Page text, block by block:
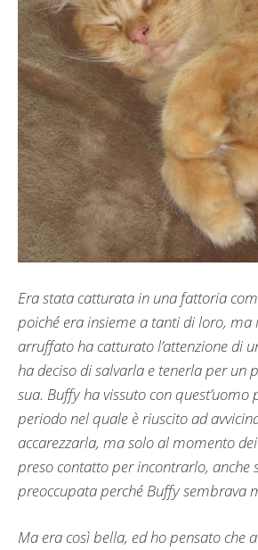
Era stata catturata in una fattoria
poiché era insieme a tanti di loro, ma
arruffato ha catturato l’attenzione di
ha deciso di salvarla e tenerla per un
sua. Buffy ha vissuto con quest’uomo
periodo nel quale è riuscito ad
accarezzarla, ma solo al momento
preso contatto per incontrarlo, anche
preoccupata perché Buffy sembrava
Ma era così bella, ed ho pensato che